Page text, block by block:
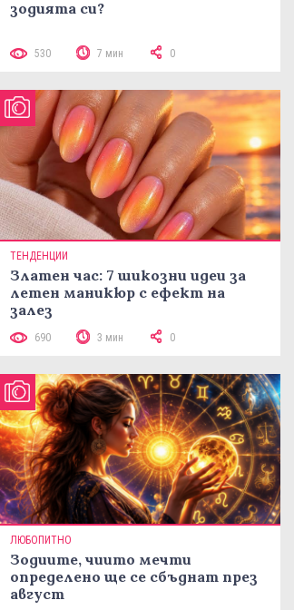
зодията си?
530 7 мин 0
ТЕНДЕНЦИИ
Златен час: 7 шикозни идеи за
летен маникюр с ефект на
залез
690 3 мин 0
ЛЮБОПИТНО
Зодиите, чиито мечти
определено ще се сбъднат през
август